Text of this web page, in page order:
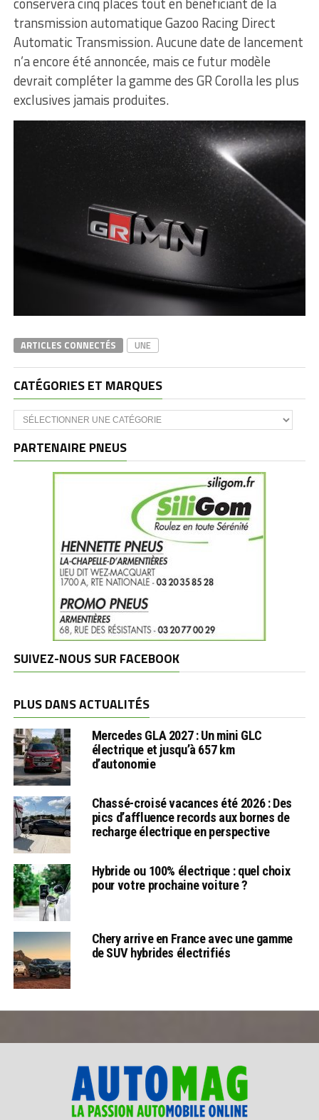
transmission automatique Gazoo Racing Direct
Automatic Transmission. Aucune date de lancement
n’a encore été annoncée, mais ce futur modèle
devrait compléter la gamme des GR Corolla les plus
exclusives jamais produites.
ARTICLES CONNECTÉS UNE
CATÉGORIES ET MARQUES
Catégories
et
PARTENAIRE PNEUS
SUIVEZ-NOUS SUR FACEBOOK
PLUS DANS ACTUALITÉS
Mercedes GLA 2027 : Un mini GLC
électrique et jusqu’à 657 km
d’autonomie
Chassé-croisé vacances été 2026 : Des
pics d’affluence records aux bornes de
recharge électrique en perspective
Hybride ou 100% électrique : quel choix
pour votre prochaine voiture ?
Chery arrive en France avec une gamme
de SUV hybrides électrifiés